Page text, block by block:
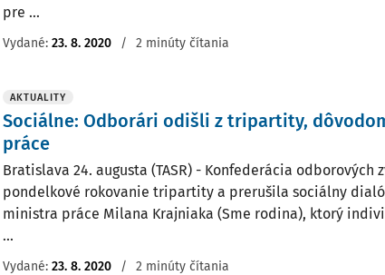
pre ...
Vydané: 23. 8. 2020 / 2 minúty čítania
AKTUALITY
Sociálne: Odborári odišli z tripartity,
práce
Bratislava 24. augusta (TASR) - Konfederácia odborových
pondelkové rokovanie tripartity a prerušila sociálny
ministra práce Milana Krajniaka (Sme rodina), ktorý
...
Vydané: 23. 8. 2020 / 2 minúty čítania